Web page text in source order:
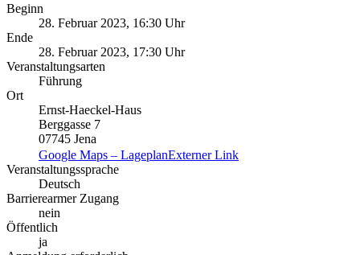
Beginn
28. Februar 2023, 16:30 Uhr
Ende
28. Februar 2023, 17:30 Uhr
Veranstaltungsarten
Führung
Ort
Ernst-Haeckel-Haus
Berggasse 7
07745 Jena
Google Maps – LageplanExterner Link
Veranstaltungssprache
Deutsch
Barrierearmer Zugang
nein
Öffentlich
ja